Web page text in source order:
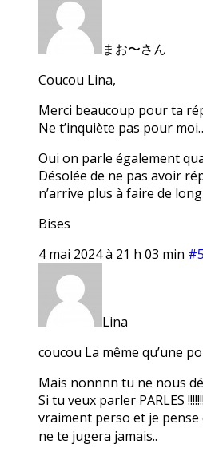
まお〜さん
Coucou Lina,
Merci beaucoup pour ta
Ne t’inquiète pas pour
Oui on parle également
Désolée de ne pas avoir
n’arrive plus à faire de
Bises
4 mai 2024 à 21 h 03 min
Lina
coucou La même qu’une
Mais nonnnn tu ne nous
Si tu veux parler PARLES
vraiment perso et je pense
ne te jugera jamais..